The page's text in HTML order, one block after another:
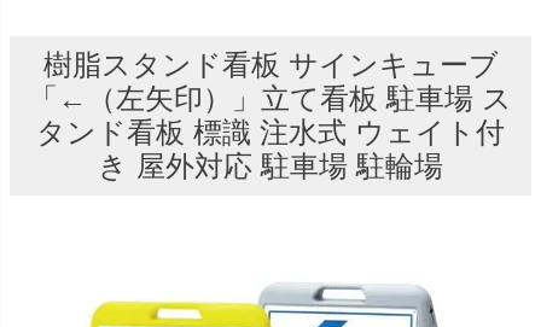
樹脂スタンド看板 サインキューブ
「←（左矢印）」立て看板 駐車場 ス
タンド看板 標識 注水式 ウェイト付
き 屋外対応 駐車場 駐輪場